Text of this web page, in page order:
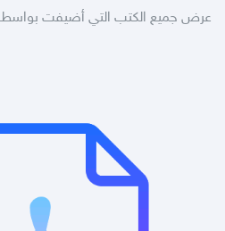
عرض جميع الكتب التي أضيفت